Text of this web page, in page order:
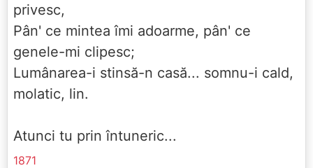
privesc,
Pân' ce mintea îmi adoarme, pân' ce
genele-mi clipesc;
Lumânarea-i stinsă-n casă... somnu-i cald,
molatic, lin.
Atunci tu prin întuneric...
1871